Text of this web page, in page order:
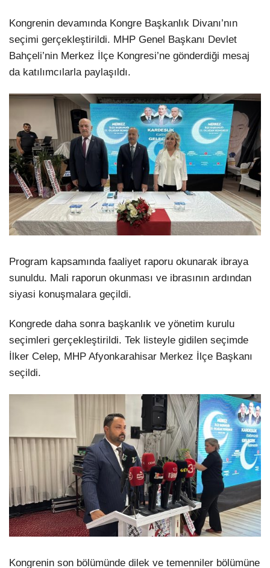
Kongrenin devamında Kongre Başkanlık Divanı’nın
seçimi gerçekleştirildi. MHP Genel Başkanı Devlet
Bahçeli’nin Merkez İlçe Kongresi’ne gönderdiği mesaj
da katılımcılarla paylaşıldı.
Program kapsamında faaliyet raporu okunarak ibraya
sunuldu. Mali raporun okunması ve ibrasının ardından
siyasi konuşmalara geçildi.
Kongrede daha sonra başkanlık ve yönetim kurulu
seçimleri gerçekleştirildi. Tek listeyle gidilen seçimde
İlker Celep, MHP Afyonkarahisar Merkez İlçe Başkanı
seçildi.
Kongrenin son bölümünde dilek ve temenniler bölümüne